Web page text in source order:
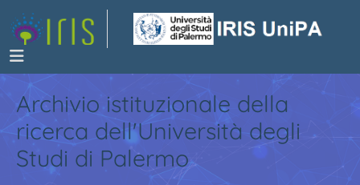
Archivio istituzionale della
ricerca dell'Università degli
Studi di Palermo